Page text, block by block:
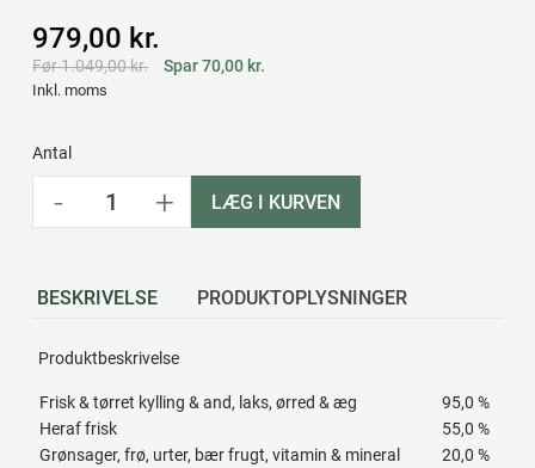
979,00 kr.
Før 1.049,00 kr. Spar 70,00 kr.
Inkl. moms
Antal
- + LÆG I KURVEN
BESKRIVELSE PRODUKTOPLYSNINGER
Produktbeskrivelse
Frisk & tørret kylling & and, laks, ørred & æg
95,0 %
Heraf frisk
55,0 %
Grønsager, frø, urter, bær frugt, vitamin & mineral
20,0 %